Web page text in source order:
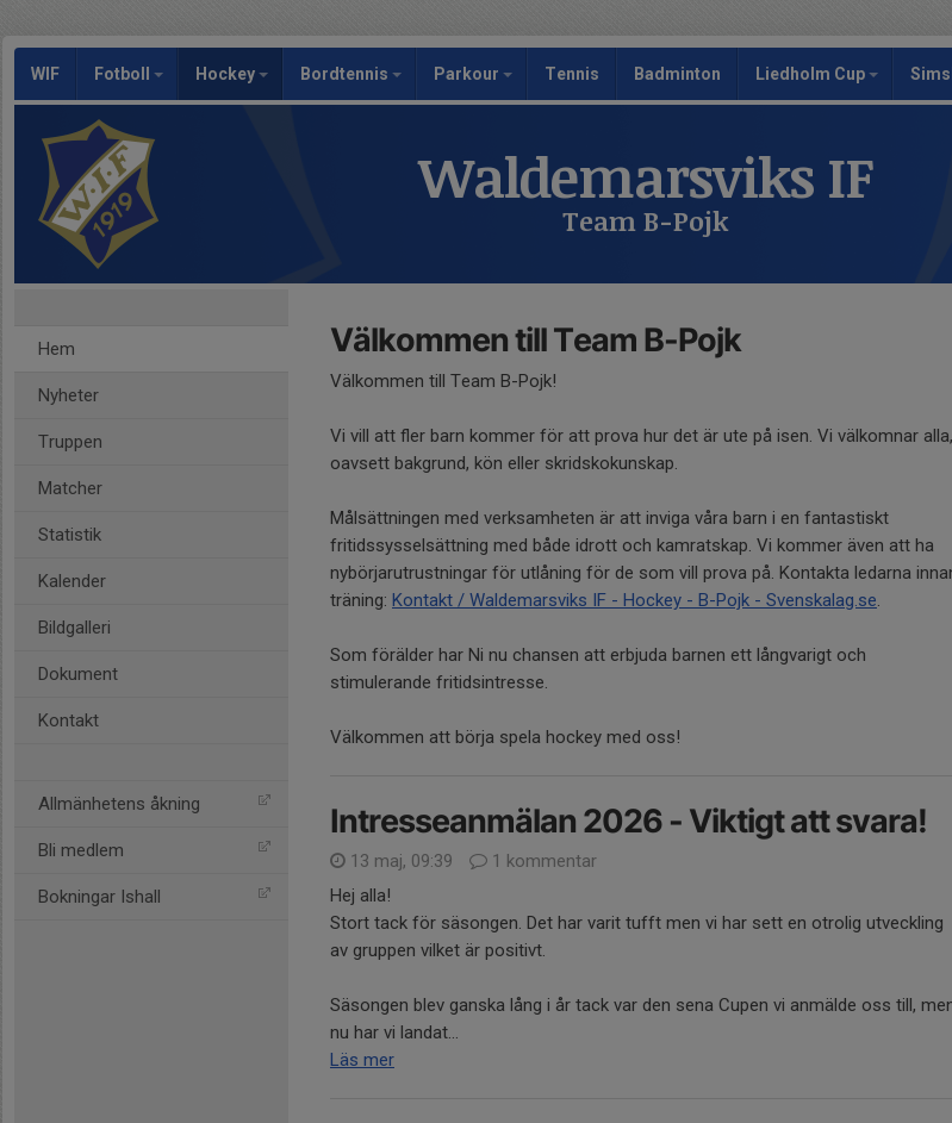
WIF Fotboll Hockey Bordtennis Parkour Tennis Badminton Liedholm Cup
Waldemarsviks IF
Team B-Pojk
Hem
Nyheter
Truppen
Matcher
Statistik
Kalender
Bildgalleri
Dokument
Kontakt
Allmänhetens åkning
Bli medlem
Bokningar Ishall
Välkommen till Team B-Pojk
Välkommen till Team B-Pojk!
Vi vill att fler barn kommer för att prova hur det är ute på isen. Vi välkomnar alla,
oavsett bakgrund, kön eller skridskokunskap.
Målsättningen med verksamheten är att inviga våra barn i en fantastiskt
fritidssysselsättning med både idrott och kamratskap. Vi kommer även att ha
nybörjarutrustningar för utlåning för de som vill prova på. Kontakta ledarna
träning: Kontakt / Waldemarsviks IF - Hockey - B-Pojk - Svenskalag.se.
Som förälder har Ni nu chansen att erbjuda barnen ett långvarigt och
stimulerande fritidsintresse.
Välkommen att börja spela hockey med oss!
Intresseanmälan 2026 - Viktigt att svara!
13 maj, 09:39
1 kommentar
Hej alla!
Stort tack för säsongen. Det har varit tufft men vi har sett en otrolig utveckling
av gruppen vilket är positivt.
Säsongen blev ganska lång i år tack var den sena Cupen vi anmälde oss till,
nu har vi landat...
Läs mer